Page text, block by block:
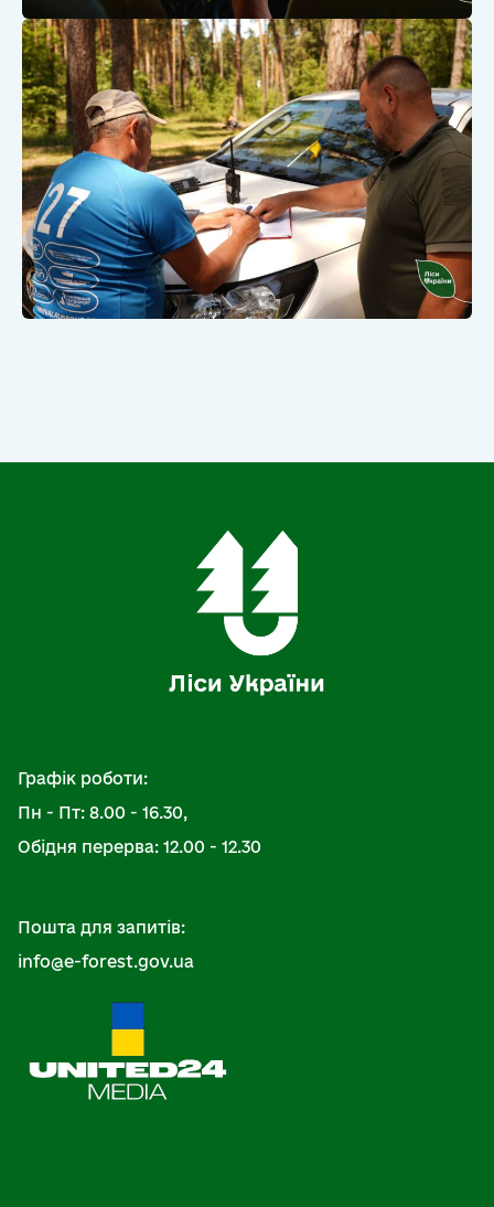
Графік роботи:
Пн - Пт: 8.00 - 16.30,
Обідня перерва: 12.00 - 12.30
Пошта для запитів:
info@e-forest.gov.ua